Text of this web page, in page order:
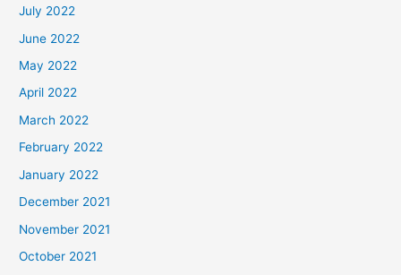
July 2022
June 2022
May 2022
April 2022
March 2022
February 2022
January 2022
December 2021
November 2021
October 2021